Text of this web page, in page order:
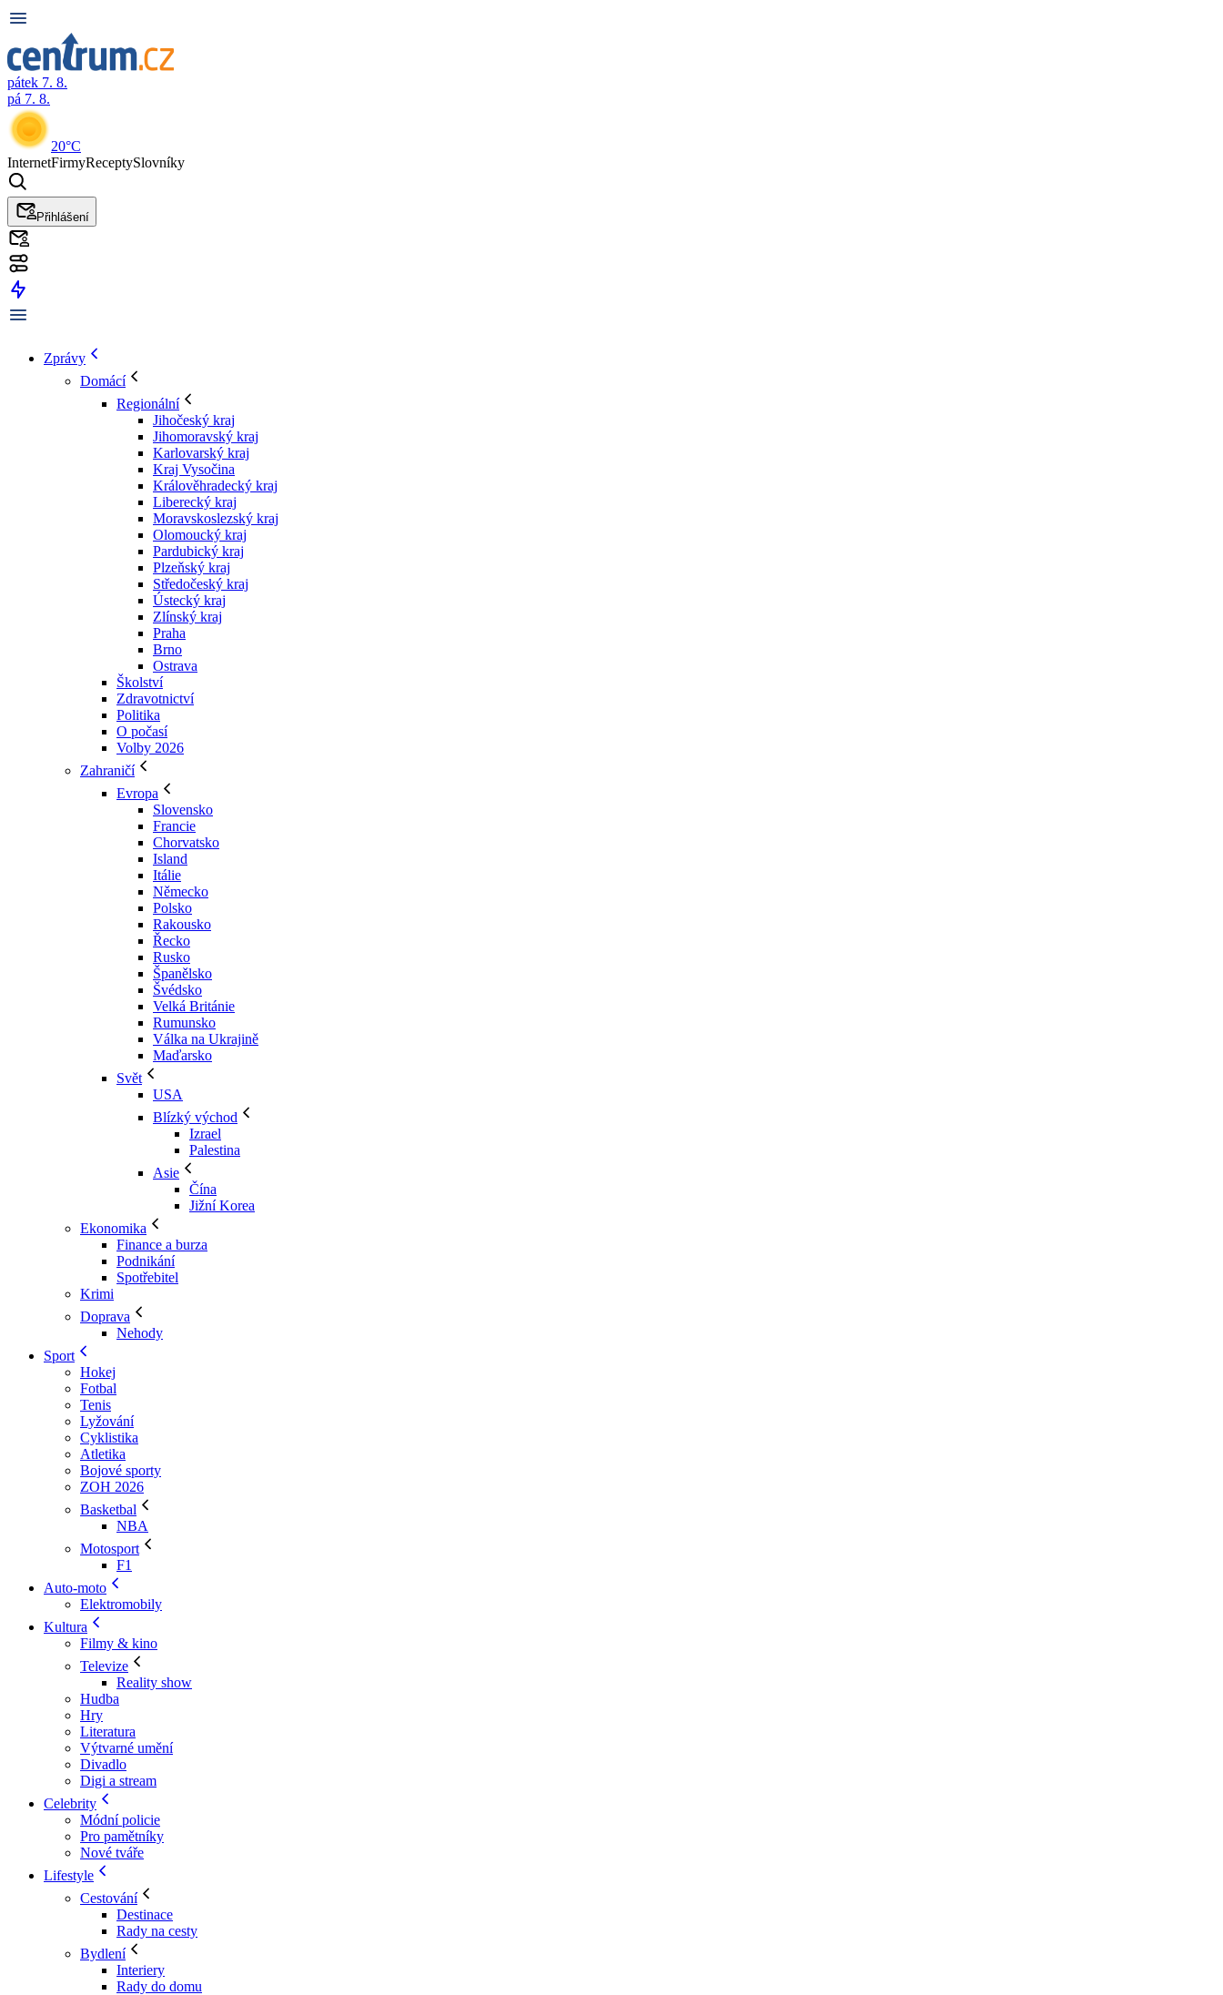
pátek 7. 8.
pá 7. 8.
20°C
InternetFirmyReceptySlovníky
Přihlášení
Zprávy
Domácí
Regionální
Jihočeský kraj
Jihomoravský kraj
Karlovarský kraj
Kraj Vysočina
Králověhradecký kraj
Liberecký kraj
Moravskoslezský kraj
Olomoucký kraj
Pardubický kraj
Plzeňský kraj
Středočeský kraj
Ústecký kraj
Zlínský kraj
Praha
Brno
Ostrava
Školství
Zdravotnictví
Politika
O počasí
Volby 2026
Zahraničí
Evropa
Slovensko
Francie
Chorvatsko
Island
Itálie
Německo
Polsko
Rakousko
Řecko
Rusko
Španělsko
Švédsko
Velká Británie
Rumunsko
Válka na Ukrajině
Maďarsko
Svět
USA
Blízký východ
Izrael
Palestina
Asie
Čína
Jižní Korea
Ekonomika
Finance a burza
Podnikání
Spotřebitel
Krimi
Doprava
Nehody
Sport
Hokej
Fotbal
Tenis
Lyžování
Cyklistika
Atletika
Bojové sporty
ZOH 2026
Basketbal
NBA
Motosport
F1
Auto-moto
Elektromobily
Kultura
Filmy & kino
Televize
Reality show
Hudba
Hry
Literatura
Výtvarné umění
Divadlo
Digi a stream
Celebrity
Módní policie
Pro pamětníky
Nové tváře
Lifestyle
Cestování
Destinace
Rady na cesty
Bydlení
Interiery
Rady do domu